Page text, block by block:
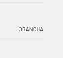
ORANCHA